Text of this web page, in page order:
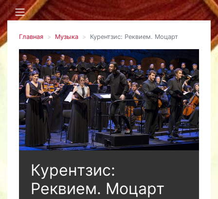
Главная Музыка Курентзис: Реквием. Моцарт
Курентзис:
Реквием. Моцарт